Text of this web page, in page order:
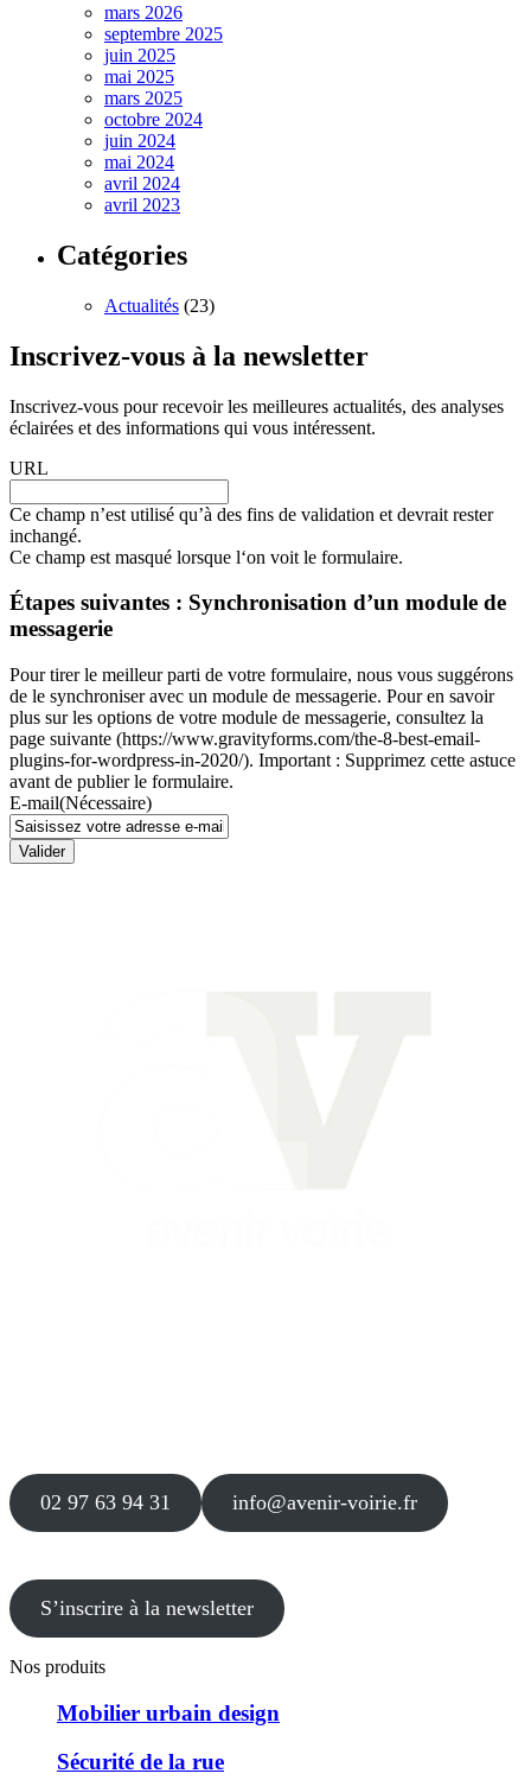
mars 2026
septembre 2025
juin 2025
mai 2025
mars 2025
octobre 2024
juin 2024
mai 2024
avril 2024
avril 2023
Catégories
Actualités (23)
Inscrivez-vous à la newsletter
Inscrivez-vous pour recevoir les meilleures actualités, des analyses
éclairées et des informations qui vous intéressent.
URL
Ce champ n’est utilisé qu’à des fins de validation et devrait rester
inchangé.
Ce champ est masqué lorsque l‘on voit le formulaire.
Étapes suivantes : Synchronisation d’un module de
messagerie
Pour tirer le meilleur parti de votre formulaire, nous vous suggérons
de le synchroniser avec un module de messagerie. Pour en savoir
plus sur les options de votre module de messagerie, consultez la
page suivante (https://www.gravityforms.com/the-8-best-email-
plugins-for-wordpress-in-2020/). Important : Supprimez cette astuce
avant de publier le formulaire.
E-mail(Nécessaire)
Valider
02 97 63 94 31 info@avenir-voirie.fr
S’inscrire à la newsletter
Nos produits
Mobilier urbain design
Sécurité de la rue